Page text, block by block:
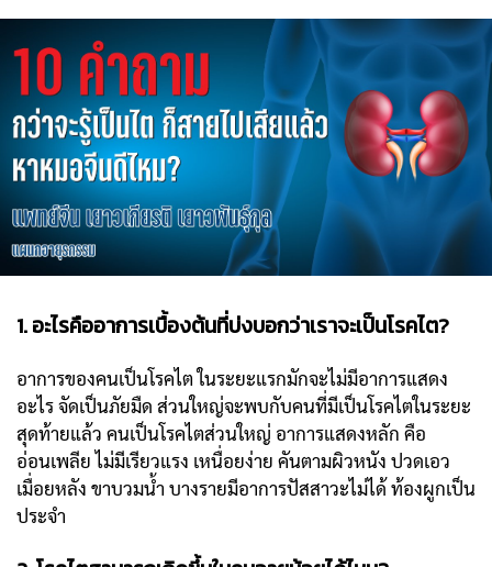
1. อะไรคืออาการเบื้องต้นที่บ่งบอกว่าเราจะเป็นโรคไต?
อาการของคนเป็นโรคไต ในระยะแรกมักจะไม่มีอาการแสดง
อะไร จัดเป็นภัยมืด ส่วนใหญ่จะพบกับคนที่มีเป็นโรคไตในระยะ
สุดท้ายแล้ว คนเป็นโรคไตส่วนใหญ่ อาการแสดงหลัก คือ
อ่อนเพลีย ไม่มีเรียวแรง เหนื่อยง่าย คันตามผิวหนัง ปวดเอว
เมื่อยหลัง ขาบวมน้ำ บางรายมีอาการปัสสาวะไม่ได้ ท้องผูกเป็น
ประจำ